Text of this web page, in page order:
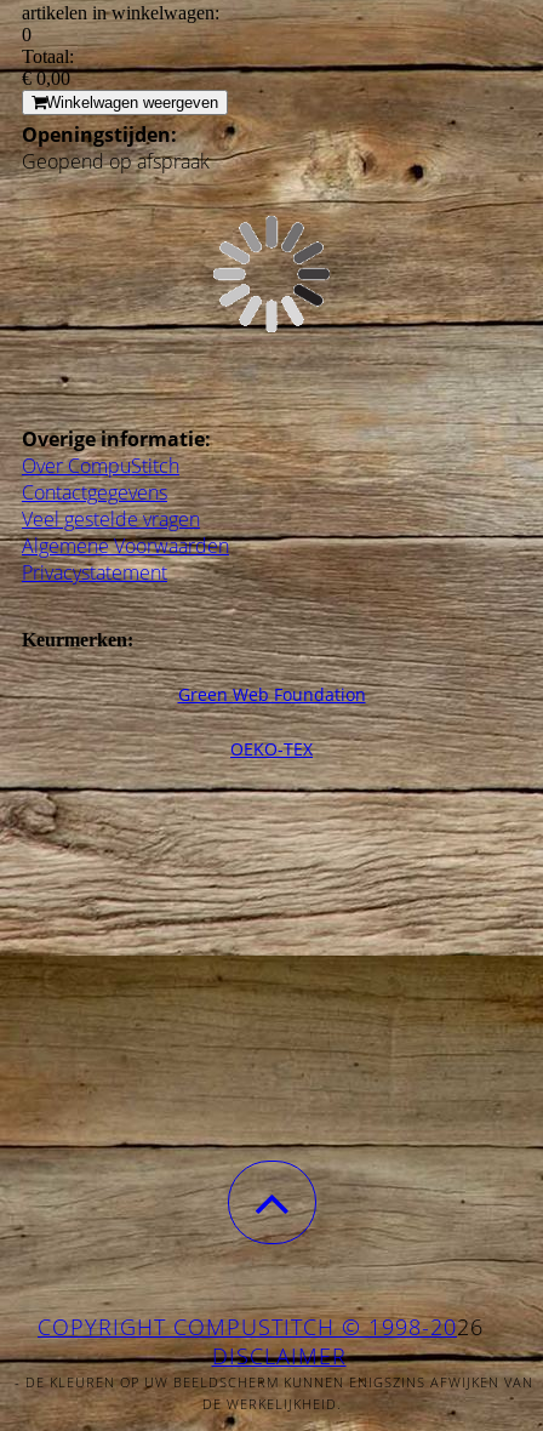
artikelen in winkelwagen:
0
Totaal:
€ 0,00
Winkelwagen weergeven
Openingstijden:
Geopend op afspraak
Overige informatie:
Over CompuStitch
Contactgegevens
Veel gestelde vragen
Algemene Voorwaarden
Privacystatement
Keurmerken:
Green Web Foundation
OEKO-TEX
COPYRIGHT COMPUSTITCH © 1998-2026
DISCLAIMER
- DE KLEUREN OP UW BEELDSCHERM KUNNEN ENIGSZINS AFWIJKEN VAN
DE WERKELIJKHEID.